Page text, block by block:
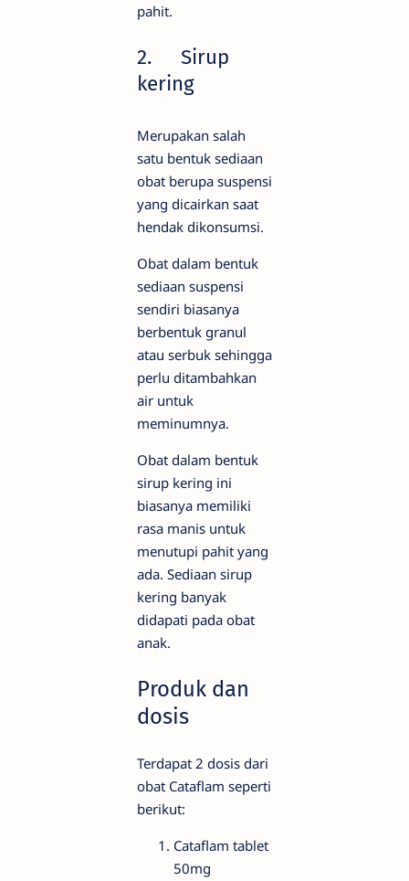
pahit.
2.
Sirup
kering
Merupakan salah
satu bentuk sediaan
obat berupa suspensi
yang dicairkan saat
hendak dikonsumsi.
Obat dalam bentuk
sediaan suspensi
sendiri biasanya
berbentuk granul
atau serbuk sehingga
perlu ditambahkan
air untuk
meminumnya.
Obat dalam bentuk
sirup kering ini
biasanya memiliki
rasa manis untuk
menutupi pahit yang
ada. Sediaan sirup
kering banyak
didapati pada obat
anak.
Produk dan
dosis
Terdapat 2 dosis dari
obat Cataflam seperti
berikut:
Cataflam tablet
50mg